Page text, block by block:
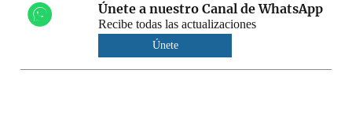
Únete a nuestro Canal de WhatsApp
Recibe todas las actualizaciones
Únete